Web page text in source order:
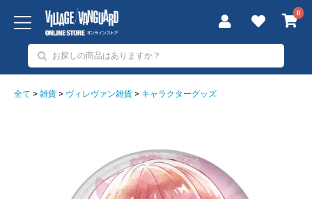
0
全て > 雑貨 > ヴィレヴァン雑貨 > キャラクターグッズ